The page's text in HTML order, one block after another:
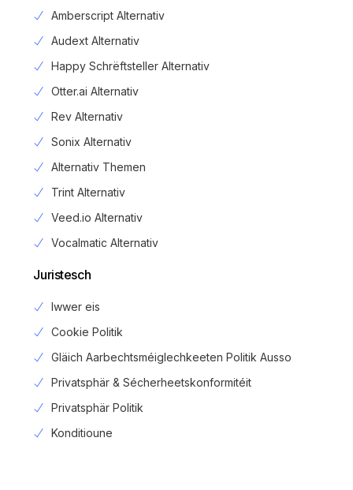
Amberscript Alternativ
Audext Alternativ
Happy Schrëftsteller Alternativ
Otter.ai Alternativ
Rev Alternativ
Sonix Alternativ
Alternativ Themen
Trint Alternativ
Veed.io Alternativ
Vocalmatic Alternativ
Juristesch
Iwwer eis
Cookie Politik
Gläich Aarbechtsméiglechkeeten Politik Ausso
Privatsphär & Sécherheetskonformitéit
Privatsphär Politik
Konditioune